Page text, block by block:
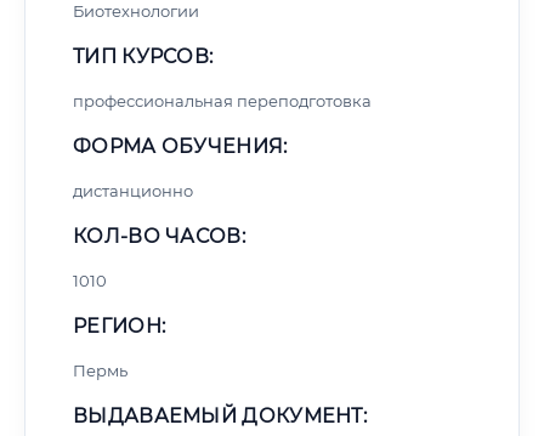
Биотехнологии
ТИП КУРСОВ:
профессиональная переподготовка
ФОРМА ОБУЧЕНИЯ:
дистанционно
КОЛ-ВО ЧАСОВ:
1010
РЕГИОН:
Пермь
ВЫДАВАЕМЫЙ ДОКУМЕНТ: